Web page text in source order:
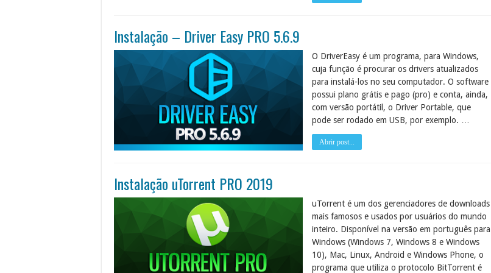
Instalação – Driver Easy PRO 5.6.9
O DriverEasy é um programa, para Windows,
cuja função é procurar os drivers atualizados
para instalá-los no seu computador. O software
possui plano grátis e pago (pro) e conta, ainda,
com versão portátil, o Driver Portable, que
pode ser rodado em USB, por exemplo. …
Abrir post...
Instalação uTorrent PRO 2019
uTorrent é um dos gerenciadores de downloads
mais famosos e usados por usuários do mundo
inteiro. Disponível na versão em português para
Windows (Windows 7, Windows 8 e Windows
10), Mac, Linux, Android e Windows Phone, o
programa que utiliza o protocolo BitTorrent é